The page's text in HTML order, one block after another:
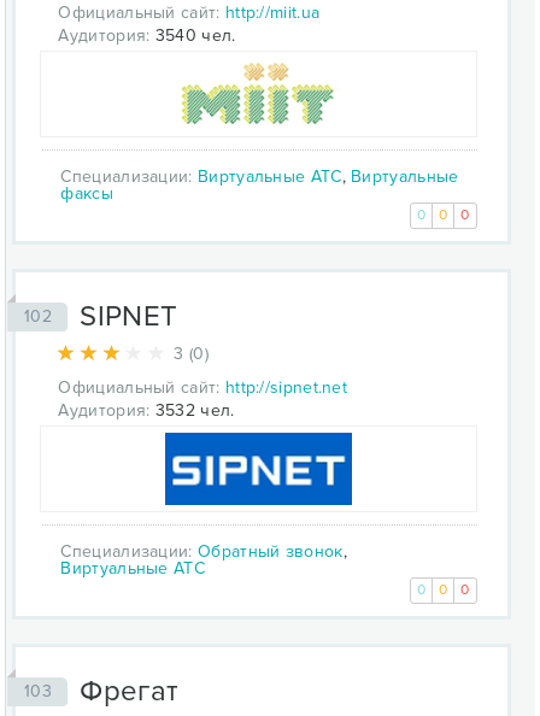
Официальный сайт: http://miit.ua
Аудитория: 3540 чел.
Специализации: Виртуальные АТС, Виртуальные
факсы
0 0 0
102 SIPNET
3 (0)
Официальный сайт: http://sipnet.net
Аудитория: 3532 чел.
Специализации: Обратный звонок,
Виртуальные АТС
0 0 0
103 Фрегат